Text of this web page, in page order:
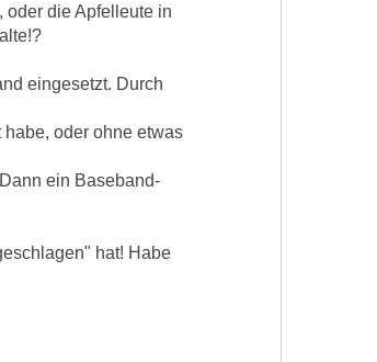
oder die Apfelleute in
eingesetzt. Durch
oder ohne etwas
ein Baseband-
hat! Habe